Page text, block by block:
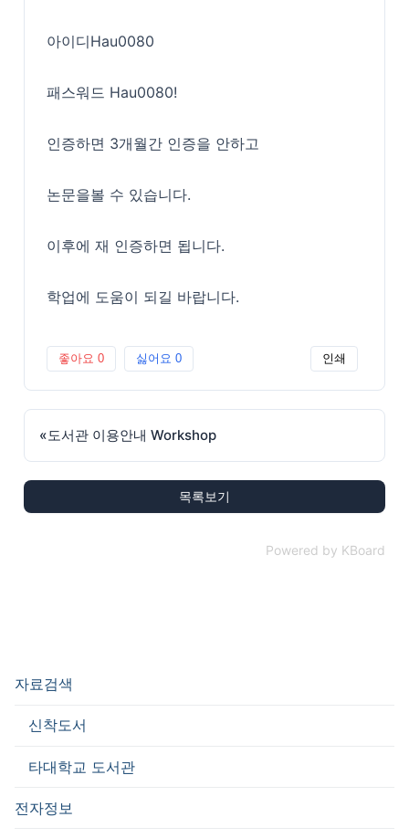
아이디Hau0080
패스워드 Hau0080!
인증하면 3개월간 인증을 안하고
논문을볼 수 있습니다.
이후에 재 인증하면 됩니다.
학업에 도움이 되길 바랍니다.
좋아요 0 싫어요 0 인쇄
«도서관 이용안내 Workshop
목록보기
Powered by KBoard
자료검색
신착도서
타대학교 도서관
전자정보